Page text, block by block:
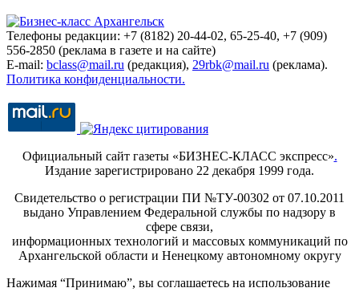
Телефоны редакции: +7 (8182) 20-44-02, 65-25-40, +7 (909)
556-2850 (реклама в газете и на сайте)
E-mail: bclass@mail.ru (редакция), 29rbk@mail.ru (реклама).
Политика конфиденциальности.
Официальный сайт газеты «БИЗНЕС-КЛАСС экспресс».
Издание зарегистрировано 22 декабря 1999 года.
Свидетельство о регистрации ПИ №ТУ-00302 от 07.10.2011
выдано Управлением Федеральной службы по надзору в
сфере связи,
информационных технологий и массовых коммуникаций по
Архангельской области и Ненецкому автономному округу
Нажимая “Принимаю”, вы соглашаетесь на использование